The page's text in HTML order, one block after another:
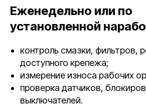
Еженедельно или по
установленной
контроль смазки, фильтров,
доступного крепежа;
измерение износа рабочих
проверка датчиков,
выключателей.